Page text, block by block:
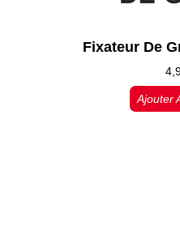
Fixateur De
Ajouter